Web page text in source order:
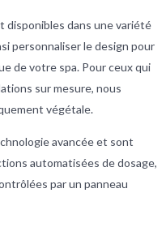
disponibles dans une variété
personnaliser le design pour
de votre spa. Pour ceux qui
sur mesure, nous
végétale.
avancée et sont
automatisées de dosage,
par un panneau